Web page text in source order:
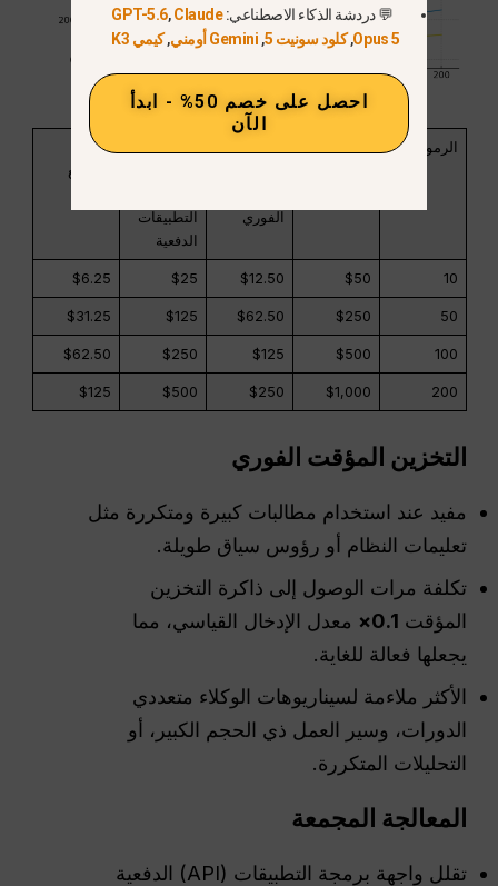
الرموز
الفوري
التطبيقات
الدفعية
الخصم
المجمع
10
$50
$12.50
$25
$6.25
50
$250
$62.50
$125
$31.25
100
$500
$125
$250
$62.50
200
$1,000
$250
$500
$125
التخزين المؤقت الفوري
مفيد عند استخدام مطالبات كبيرة ومتكررة مثل
تعليمات النظام أو رؤوس سياق طويلة.
تكلفة مرات الوصول إلى ذاكرة التخزين
المؤقت 0.1×
معدل الإدخال القياسي، مما
يجعلها فعالة للغاية.
الأكثر ملاءمة لسيناريوهات الوكلاء متعددي
الدورات، وسير العمل ذي الحجم الكبير، أو
التحليلات المتكررة.
المعالجة المجمعة
تقلل واجهة برمجة التطبيقات (API) الدفعية
💬 دردشة الذكاء الاصطناعي: GPT-5.6,Claude
Opus 5
,كلود سونيت 5 , Gemini أومني ,كيمي K3
احصل على خصم 50% - ابدأ
الآن